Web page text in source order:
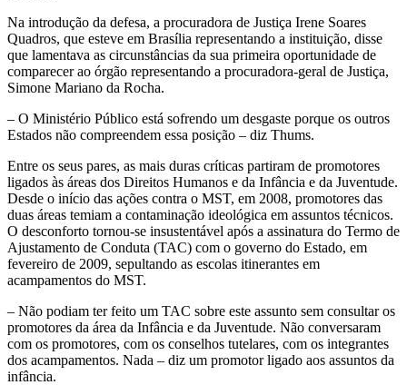
Na introdução da defesa, a procuradora de Justiça Irene Soares
Quadros, que esteve em Brasília representando a instituição, disse
que lamentava as circunstâncias da sua primeira oportunidade de
comparecer ao órgão representando a procuradora-geral de Justiça,
Simone Mariano da Rocha.
– O Ministério Público está sofrendo um desgaste porque os outros
Estados não compreendem essa posição – diz Thums.
Entre os seus pares, as mais duras críticas partiram de promotores
ligados às áreas dos Direitos Humanos e da Infância e da Juventude.
Desde o início das ações contra o MST, em 2008, promotores das
duas áreas temiam a contaminação ideológica em assuntos técnicos.
O desconforto tornou-se insustentável após a assinatura do Termo de
Ajustamento de Conduta (TAC) com o governo do Estado, em
fevereiro de 2009, sepultando as escolas itinerantes em
acampamentos do MST.
– Não podiam ter feito um TAC sobre este assunto sem consultar os
promotores da área da Infância e da Juventude. Não conversaram
com os promotores, com os conselhos tutelares, com os integrantes
dos acampamentos. Nada – diz um promotor ligado aos assuntos da
infância.